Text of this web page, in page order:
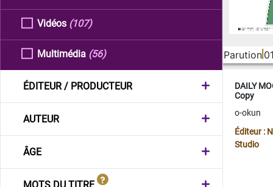
Vidéos (107)
Multimédia (56)
ÉDITEUR / PRODUCTEUR
AUTEUR
ÂGE
Parution
DAILY
Copy
o-okun
Éditeur :
Studio